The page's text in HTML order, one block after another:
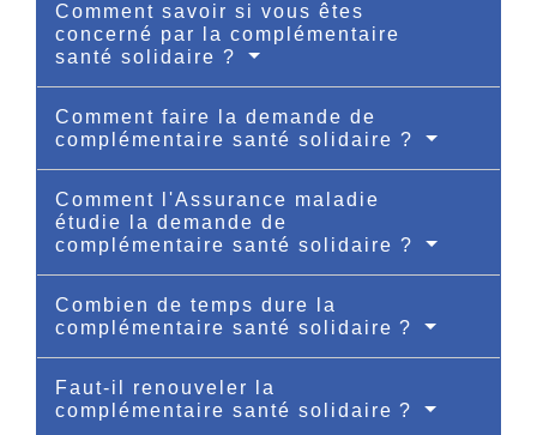
Comment savoir si vous êtes
concerné par la complémentaire
santé solidaire ?
Comment faire la demande de
complémentaire santé solidaire ?
Comment l'Assurance maladie
étudie la demande de
complémentaire santé solidaire ?
Combien de temps dure la
complémentaire santé solidaire ?
Faut-il renouveler la
complémentaire santé solidaire ?